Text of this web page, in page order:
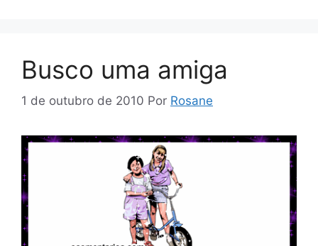
Busco uma amiga
1 de outubro de 2010 Por Rosane